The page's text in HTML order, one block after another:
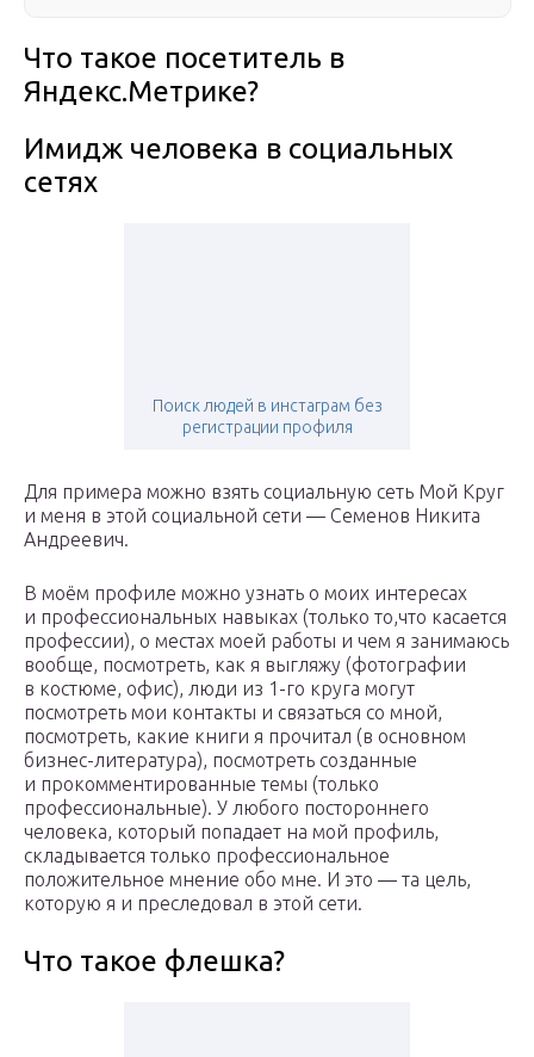
Что такое посетитель в
Яндекс.Метрике?
Имидж человека в социальных
сетях
Поиск людей в инстаграм без
регистрации профиля
Для примера можно взять социальную сеть Мой Круг
и меня в этой социальной сети — Семенов Никита
Андреевич.
В моём профиле можно узнать о моих интересах
и профессиональных навыках (только то,что касается
профессии), о местах моей работы и чем я занимаюсь
вообще, посмотреть, как я выгляжу (фотографии
в костюме, офис), люди из 1-го круга могут
посмотреть мои контакты и связаться со мной,
посмотреть, какие книги я прочитал (в основном
бизнес-литература), посмотреть созданные
и прокомментированные темы (только
профессиональные). У любого постороннего
человека, который попадает на мой профиль,
складывается только профессиональное
положительное мнение обо мне. И это — та цель,
которую я и преследовал в этой сети.
Что такое флешка?